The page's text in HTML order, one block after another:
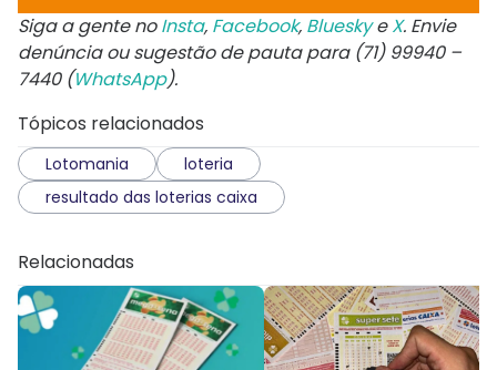
Siga a gente noInsta, Facebook, BlueskyeX. Envie
denúncia ou sugestão de pauta para (71) 99940 –
7440 (WhatsApp).
Tópicos relacionados
Lotomania
loteria
resultado das loterias caixa
Relacionadas